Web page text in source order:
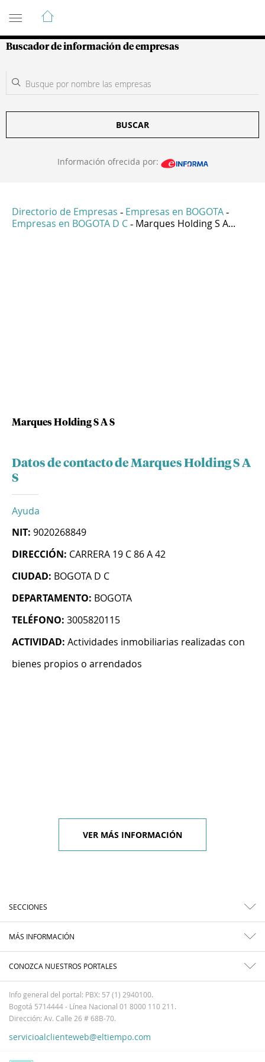
Guía de Empresas Colombianas
Buscador de información de empresas
BUSCAR
Información ofrecida por:
Directorio de Empresas - Empresas en BOGOTA -
Empresas en BOGOTA D C - Marques Holding S A...
Marques Holding S A S
Datos de contacto de Marques Holding S A
S
Ayuda
NIT: 9020268849
DIRECCIÓN: CARRERA 19 C 86 A 42
CIUDAD: BOGOTA D C
DEPARTAMENTO: BOGOTA
TELÉFONO: 3005820115
ACTIVIDAD: Actividades inmobiliarias realizadas con
bienes propios o arrendados
VER MÁS INFORMACIÓN
SECCIONES
MÁS INFORMACIÓN
CONOZCA NUESTROS PORTALES
Info general del portal: PBX: 57 (1) 2940100.
Bogotá 5714444 - Línea Nacional 01 8000 110 211.
Dirección: Av. Calle 26 # 68B-70.
servicioalclienteweb@eltiempo.com